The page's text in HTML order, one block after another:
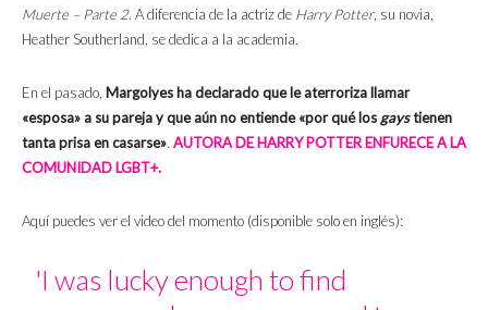
Muerte – Parte 2. A diferencia de la actriz de Harry Potter, su novia,
Heather Southerland, se dedica a la academia.
En el pasado, Margolyes ha declarado que le aterroriza llamar
«esposa» a su pareja y que aún no entiende «por qué losgaystienen
tanta prisa en casarse». AUTORA DE HARRY POTTER ENFURECE A LA
COMUNIDAD LGBT+.
Aquí puedes ver el video del momento (disponible solo en inglés):
'I was lucky enough to find